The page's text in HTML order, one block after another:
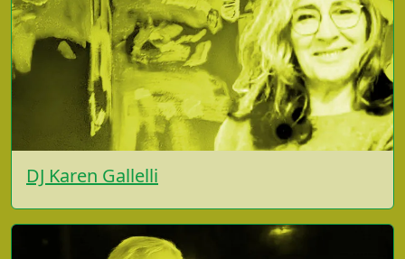
DJ Karen Gallelli